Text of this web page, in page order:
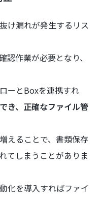
け漏れが発生するリス
認作業が必要となり、
ーとBoxを連携すれ
き、正確なファイル管
えることで、書類保存
てしまうことがありま
化を導入すればファイ